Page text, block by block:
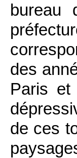
bureau
des
Paris et
de ces